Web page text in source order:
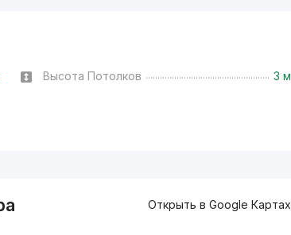
Высота Потолков 3 м
Открыть в Google Картах